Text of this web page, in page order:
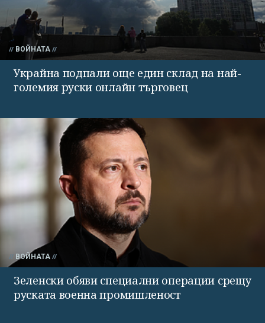
ВОЙНАТА
Украйна подпали още един склад на най-
големия руски онлайн търговец
ВОЙНАТА
Зеленски обяви специални операции срещу
руската военна промишленост